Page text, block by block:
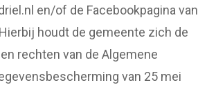
en/of de Facebookpagina van
houdt de gemeente zich de
rechten van de Algemene
van 25 mei